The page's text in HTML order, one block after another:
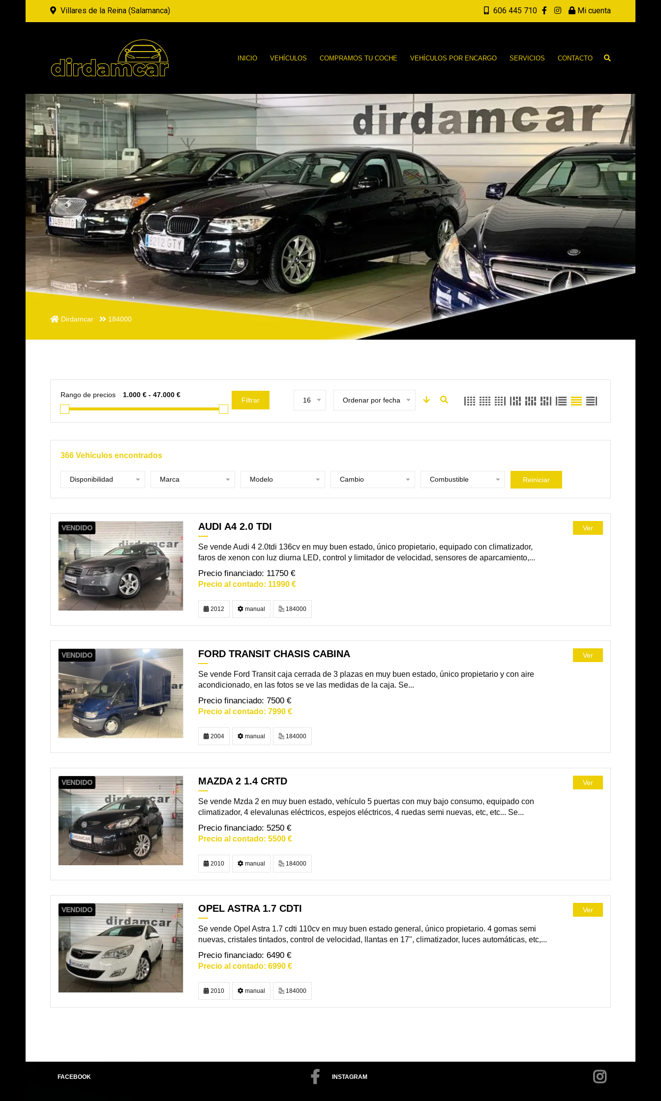
Villares de la Reina (Salamanca) 606 445 710 Mi cuenta
INICIO VEHÍCULOS COMPRAMOS TU COCHE VEHÍCULOS POR ENCARGO SERVICIOS CONTACTO
Dirdamcar 184000
Rango de precios
Filtrar 16 Ordenar por fecha
366 Vehículos encontrados
Disponibilidad Marca Modelo Cambio Combustible Reiniciar
VENDIDO AUDI A4 2.0 TDI
Se vende Audi 4 2.0tdi 136cv en muy buen estado, único propietario, equipado con climatizador,
faros de xenon con luz diurna LED, control y limitador de velocidad, sensores de aparcamiento,...
11750 €
11990 €
Ver
2012 manual 184000
VENDIDO FORD TRANSIT CHASIS CABINA
Se vende Ford Transit caja cerrada de 3 plazas en muy buen estado, único propietario y con aire
acondicionado, en las fotos se ve las medidas de la caja. Se...
7500 €
7990 €
Ver
2004 manual 184000
VENDIDO MAZDA 2 1.4 CRTD
Se vende Mzda 2 en muy buen estado, vehículo 5 puertas con muy bajo consumo, equipado con
climatizador, 4 elevalunas eléctricos, espejos eléctricos, 4 ruedas semi nuevas, etc, etc... Se...
5250 €
5500 €
Ver
2010 manual 184000
VENDIDO OPEL ASTRA 1.7 CDTI
Se vende Opel Astra 1.7 cdti 110cv en muy buen estado general, único propietario. 4 gomas semi
nuevas, cristales tintados, control de velocidad, llantas en 17", climatizador, luces automáticas, etc,...
6490 €
6990 €
Ver
2010 manual 184000
FACEBOOK INSTAGRAM